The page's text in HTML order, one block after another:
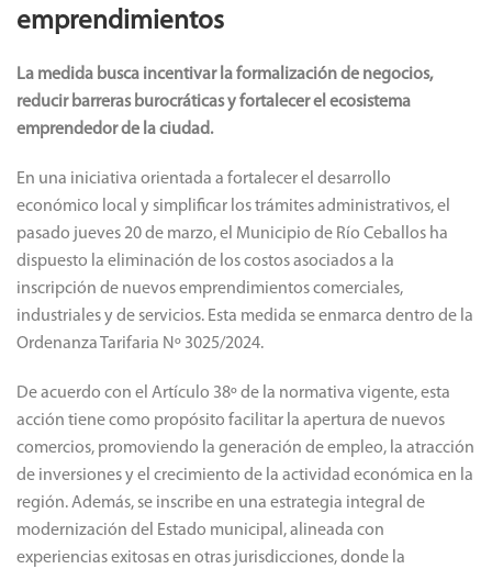
emprendimientos
La medida busca incentivar la formalización de negocios,
reducir barreras burocráticas y fortalecer el ecosistema
emprendedor de la ciudad.
En una iniciativa orientada a fortalecer el desarrollo
económico local y simplificar los trámites administrativos, el
pasado jueves 20 de marzo, el Municipio de Río Ceballos ha
dispuesto la eliminación de los costos asociados a la
inscripción de nuevos emprendimientos comerciales,
industriales y de servicios. Esta medida se enmarca dentro de la
Ordenanza Tarifaria Nº 3025/2024.
De acuerdo con el Artículo 38º de la normativa vigente, esta
acción tiene como propósito facilitar la apertura de nuevos
comercios, promoviendo la generación de empleo, la atracción
de inversiones y el crecimiento de la actividad económica en la
región. Además, se inscribe en una estrategia integral de
modernización del Estado municipal, alineada con
experiencias exitosas en otras jurisdicciones, donde la